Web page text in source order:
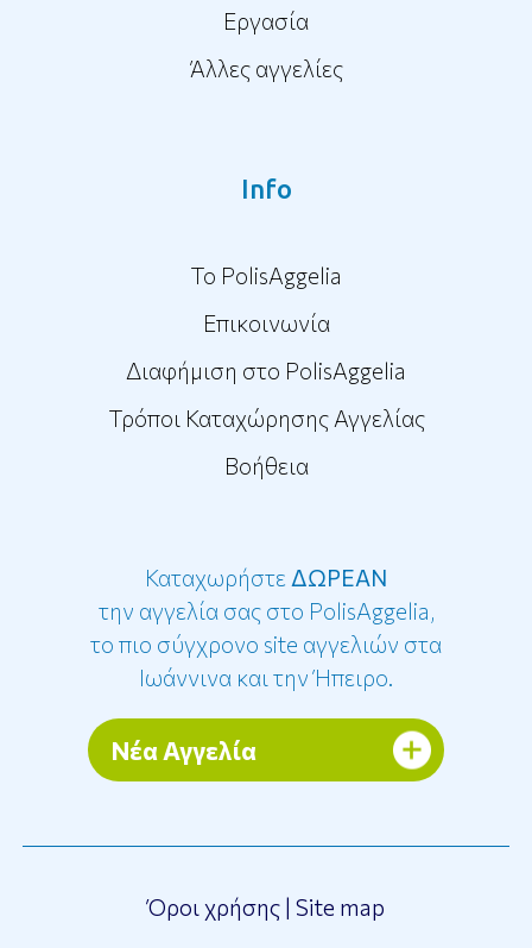
Εργασία
Άλλες αγγελίες
Info
To PolisAggelia
Επικοινωνία
Διαφήμιση στο PolisAggelia
Τρόποι Καταχώρησης Αγγελίας
Βοήθεια
Καταχωρήστε ΔΩΡΕΑΝ
την αγγελία σας στο PolisAggelia,
το πιο σύγχρονο site αγγελιών στα
Ιωάννινα και την Ήπειρο.
Νέα Αγγελία
Όροι χρήσης | Site map